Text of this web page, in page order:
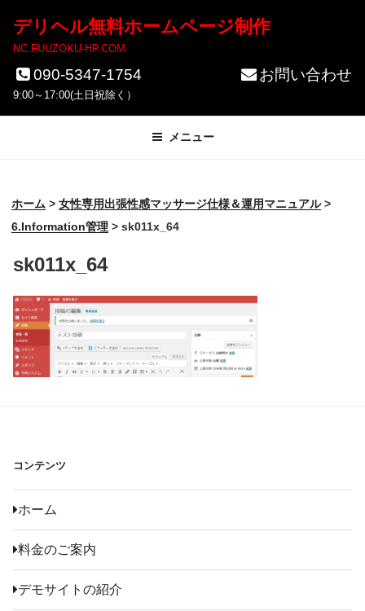
ツ
デリヘル無料ホームページ制作
NC.FUUZOKU-HP.COM
090-5347-1754
9:00～17:00(土日祝除く）
お問い合わせ
メニュー
ホーム > 女性専用出張性感マッサージ仕様＆運用マニュアル>
6.Information管理 > sk011x_64
sk011x_64
コンテンツ
ホーム
料金のご案内
デモサイトの紹介